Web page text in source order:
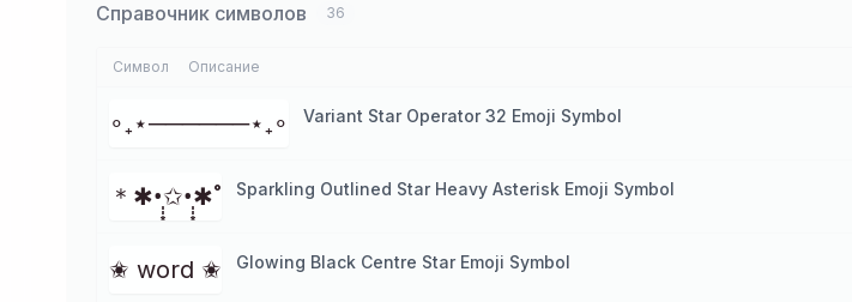
Справочник символов 36
Символ Описание
∘₊⋆──────⋆₊∘ Variant Star Operator 32 Emoji Symbol
＊✱•̩̩͙✩•̩̩͙✱˚ Sparkling Outlined Star Heavy Asterisk Emoji Symbol
✬ word ✬ Glowing Black Centre Star Emoji Symbol